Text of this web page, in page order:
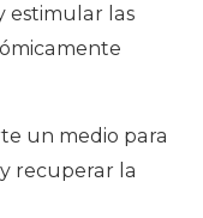
estimular las
un medio para
recuperar la